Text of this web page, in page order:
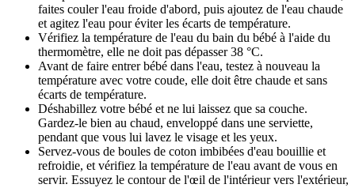
faites couler l'eau froide d'abord, puis ajoutez de l'eau chaude
et agitez l'eau pour éviter les écarts de température.
Vérifiez la température de l'eau du bain du bébé à l'aide du
thermomètre, elle ne doit pas dépasser 38 °C.
Avant de faire entrer bébé dans l'eau, testez à nouveau la
température avec votre coude, elle doit être chaude et sans
écarts de température.
Déshabillez votre bébé et ne lui laissez que sa couche.
Gardez-le bien au chaud, enveloppé dans une serviette,
pendant que vous lui lavez le visage et les yeux.
Servez-vous de boules de coton imbibées d'eau bouillie et
refroidie, et vérifiez la température de l'eau avant de vous en
servir. Essuyez le contour de l'œil de l'intérieur vers l'extérieur,